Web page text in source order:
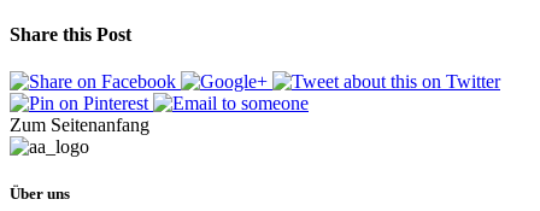
Share this Post
Zum Seitenanfang
Über uns